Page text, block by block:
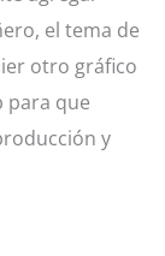
el tema de
otro gráfico
para que
y